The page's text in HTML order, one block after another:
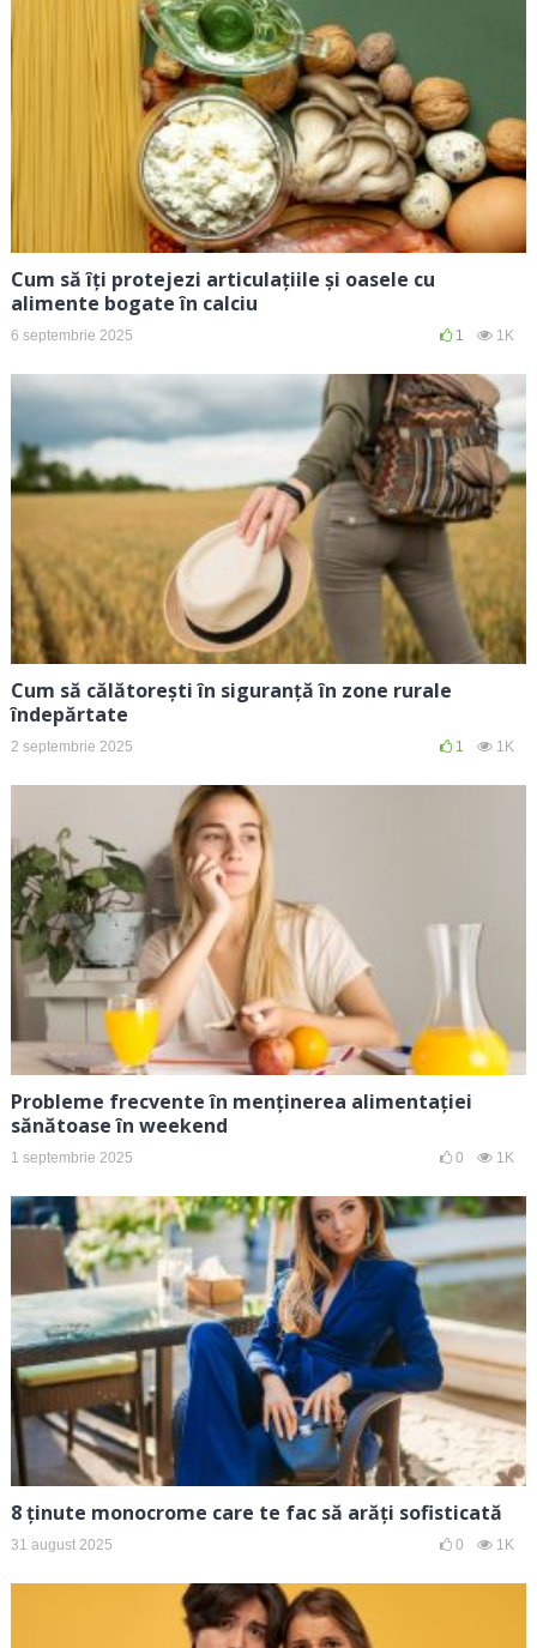
Cum să îți protejezi articulațiile și oasele cu
alimente bogate în calciu
6 septembrie 2025 1 1K
Cum să călătorești în siguranță în zone rurale
îndepărtate
2 septembrie 2025 1 1K
Probleme frecvente în menținerea alimentației
sănătoase în weekend
1 septembrie 2025 0 1K
8 ținute monocrome care te fac să arăți sofisticată
31 august 2025 0 1K